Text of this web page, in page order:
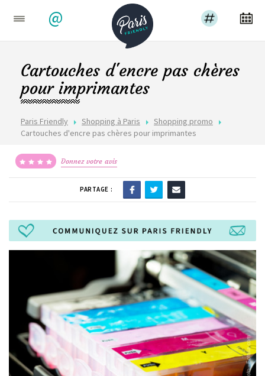
@
Paris Friendly Shopping à Paris
Shopping promo
Cartouches d'encre pas chères pour imprimantes
Cartouches d'encre pas chères
pour imprimantes
Donnez votre avis
PARTAGE :